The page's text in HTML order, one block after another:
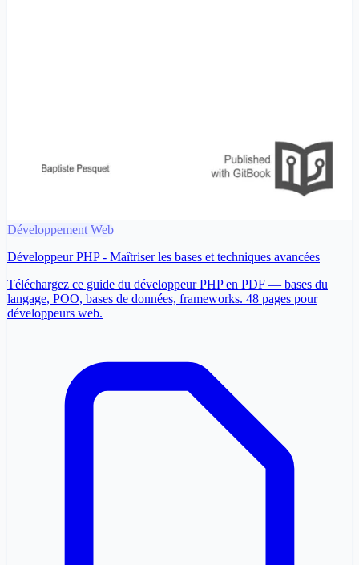
Développement Web
Développeur PHP - Maîtriser les bases et techniques avancées
Téléchargez ce guide du développeur PHP en PDF — bases du
langage, POO, bases de données, frameworks. 48 pages pour
développeurs web.